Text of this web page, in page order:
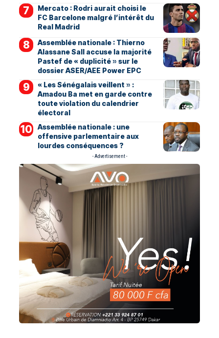
Mercato : Rodri aurait choisi le
FC Barcelone malgré l’intérêt du
Real Madrid
Assemblée nationale : Thierno
Alassane Sall accuse la majorité
Pastef de « duplicité » sur le
dossier ASER/AEE Power EPC
« Les Sénégalais veillent » :
Amadou Ba met en garde contre
toute violation du calendrier
électoral
Assemblée nationale : une
offensive parlementaire aux
lourdes conséquences ?
- Advertisement -